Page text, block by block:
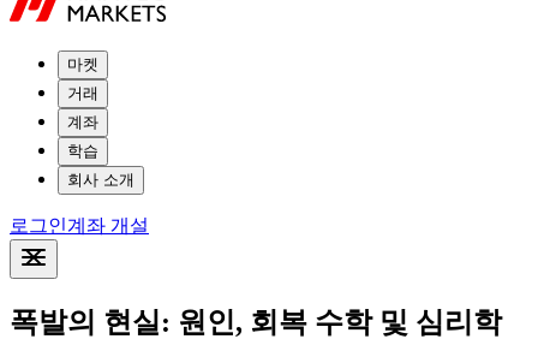
마켓
거래
계좌
학습
회사 소개
로그인계좌 개설
폭발의 현실: 원인, 회복 수학 및 심리학